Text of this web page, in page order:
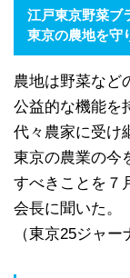
江戸東京野菜
東京の農地を守
農地は野菜など
公益的な機能を
代々農家に受け
東京の農業の今
すべきことを７
会長に聞いた。
（東京25ジャー